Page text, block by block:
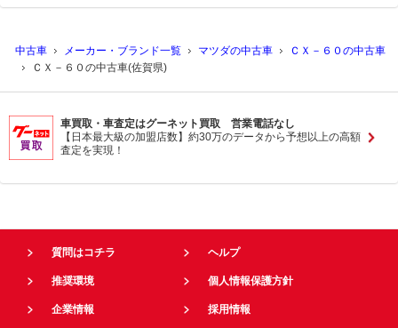
中古車 メーカー・ブランド一覧 マツダの中古車
ＣＸ－６０の中古車
ＣＸ－６０の中古車(佐賀県)
車買取・車査定はグーネット買取 営業電話なし
【日本最大級の加盟店数】約30万のデータから予想以上の高額
査定を実現！
質問はコチラ ヘルプ
推奨環境 個人情報保護方針
企業情報 採用情報